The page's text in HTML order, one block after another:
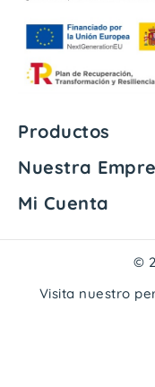
Productos
Nuestra
Mi Cuenta
©
Visita nuestro